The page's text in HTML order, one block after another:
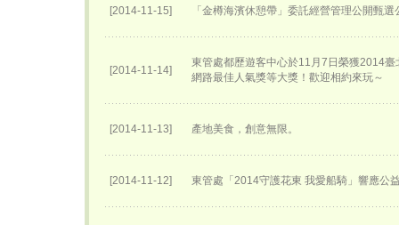
[2014-11-15] 「金樽海濱休憩帶」委託經營管理公開甄選
[2014-11-14]
東管處都歷遊客中心於11月7日榮獲2014
網路最佳人氣獎等大獎！歡迎相約來玩～
[2014-11-13] 產地美食，創意無限。
[2014-11-12] 東管處「2014守護花東 我愛船騎」響應公